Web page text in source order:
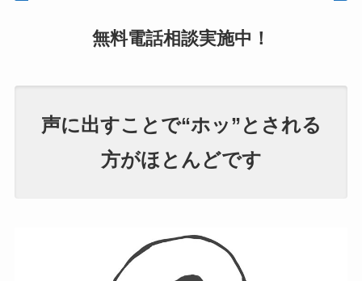
無料電話相談実施中！
声に出すことで“ホッ”とされる
方がほとんどです